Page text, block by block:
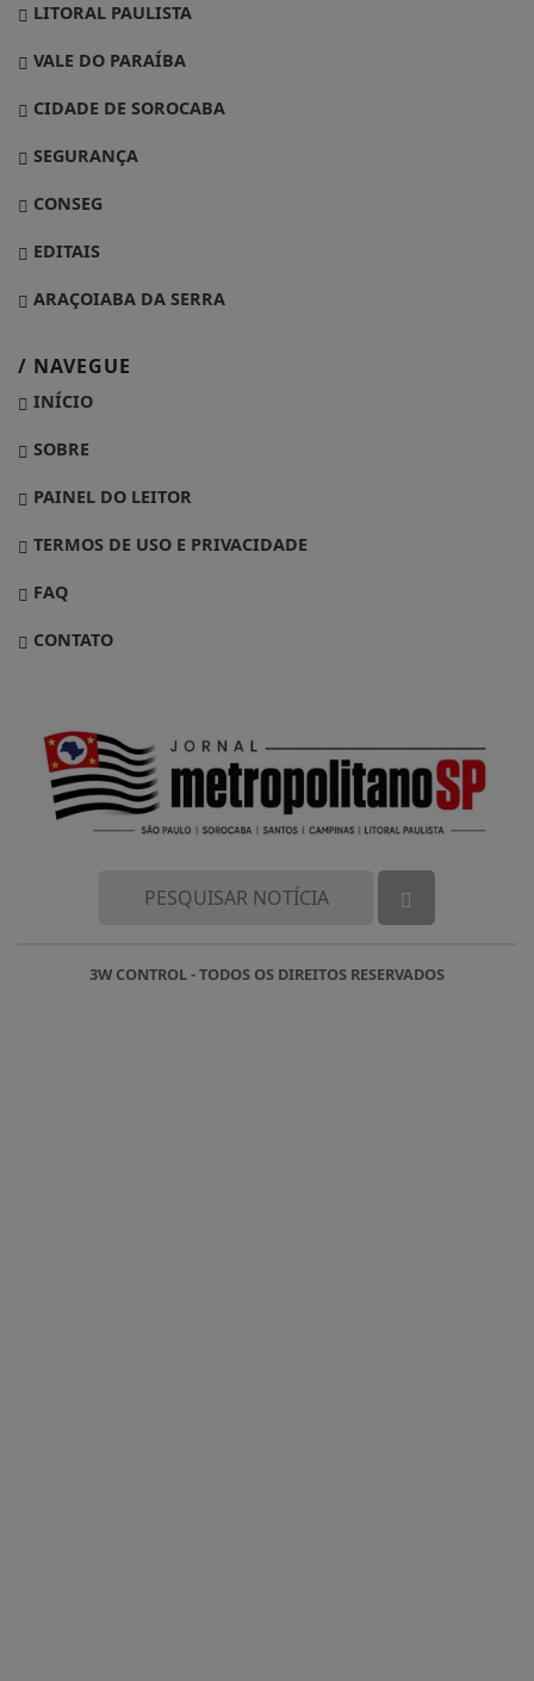
LITORAL PAULISTA
VALE DO PARAÍBA
CIDADE DE SOROCABA
SEGURANÇA
CONSEG
EDITAIS
ARAÇOIABA DA SERRA
/ NAVEGUE
INÍCIO
SOBRE
PAINEL DO LEITOR
TERMOS DE USO E PRIVACIDADE
FAQ
CONTATO
3W CONTROL - TODOS OS DIREITOS RESERVADOS